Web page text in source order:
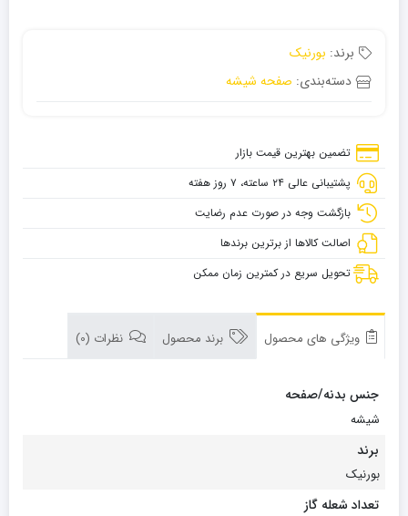
برند: بورنیک
دسته‌بندی: صفحه شیشه
تضمین بهترین قیمت بازار
پشتیبانی عالی ۲۴ ساعته، ۷ روز هفته
بازگشت وجه در صورت عدم رضایت
اصالت کالاها از برترین برندها
تحویل سریع در کمترین زمان ممکن
ویژگی های محصول برند محصول نظرات (0)
جنس بدنه/صفحه
شیشه
برند
بورنیک
تعداد شعله گاز